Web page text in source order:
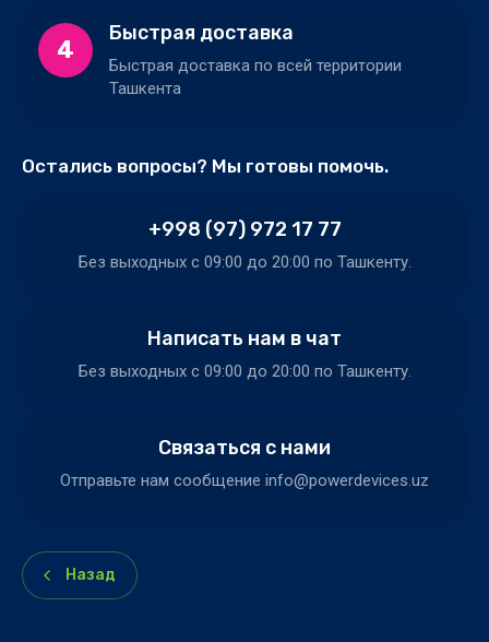
4
Быстрая доставка
Быстрая доставка по всей территории
Ташкента
Остались вопросы? Мы готовы помочь.
+998 (97) 972 17 77
Без выходных c 09:00 до 20:00 по Ташкенту.
Написать нам в чат
Без выходных c 09:00 до 20:00 по Ташкенту.
Связаться с нами
Отправьте нам сообщение info@powerdevices.uz
Назад